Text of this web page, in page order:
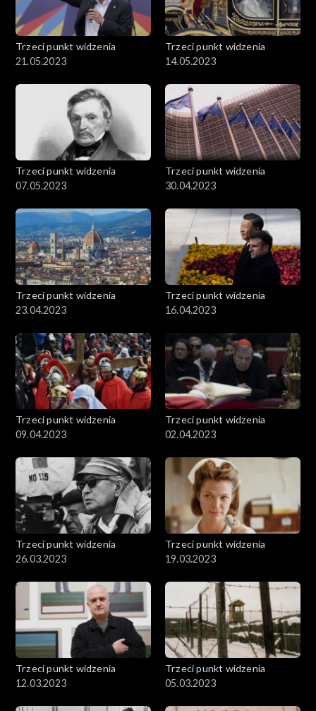
Trzeci punkt widzenia
21.05.2023
Trzeci punkt widzenia
14.05.2023
Trzeci punkt widzenia
07.05.2023
Trzeci punkt widzenia
30.04.2023
Trzeci punkt widzenia
23.04.2023
Trzeci punkt widzenia
16.04.2023
Trzeci punkt widzenia
09.04.2023
Trzeci punkt widzenia
02.04.2023
Trzeci punkt widzenia
26.03.2023
Trzeci punkt widzenia
19.03.2023
Trzeci punkt widzenia
12.03.2023
Trzeci punkt widzenia
05.03.2023